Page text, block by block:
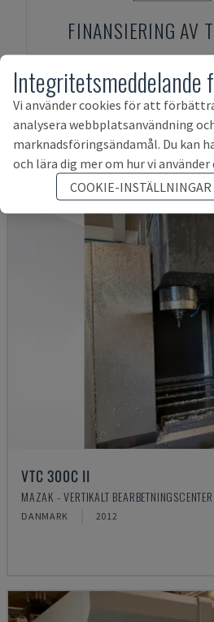
FINANSIERING AV
Produkter
200 B
VTC 300C II
MAZAK - VERTIKALT BEARBETNINGSCENTER
DANMARK 2012
Integritetsmeddelande
Vi använder cookies för att
analysera webbplatsanvändning
marknadsföringsändamål. Du kan
och lära dig mer om hur vi använder
COOKIE-INSTÄLLNINGAR